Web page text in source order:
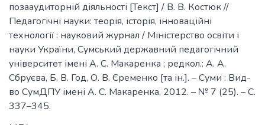
позааудиторній діяльності [Текст] / В. В. Костюк //
Педагогічні науки: теорія, історія, інноваційні
технології : науковий журнал / Міністерство освіти і
науки України, Сумський державний педагогічний
університет імені А. С. Макаренка ; редкол.: А. А.
Сбруєва, Б. В. Год, О. В. Єременко [та ін.]. – Суми : Вид-
во СумДПУ імені А. С. Макаренка, 2012. – № 7 (25). – С.
337–345.